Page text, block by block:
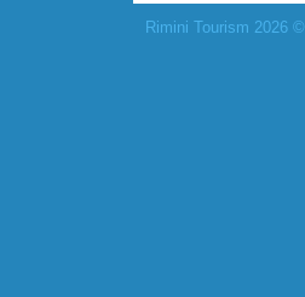
Rimini Tourism 2026 ©